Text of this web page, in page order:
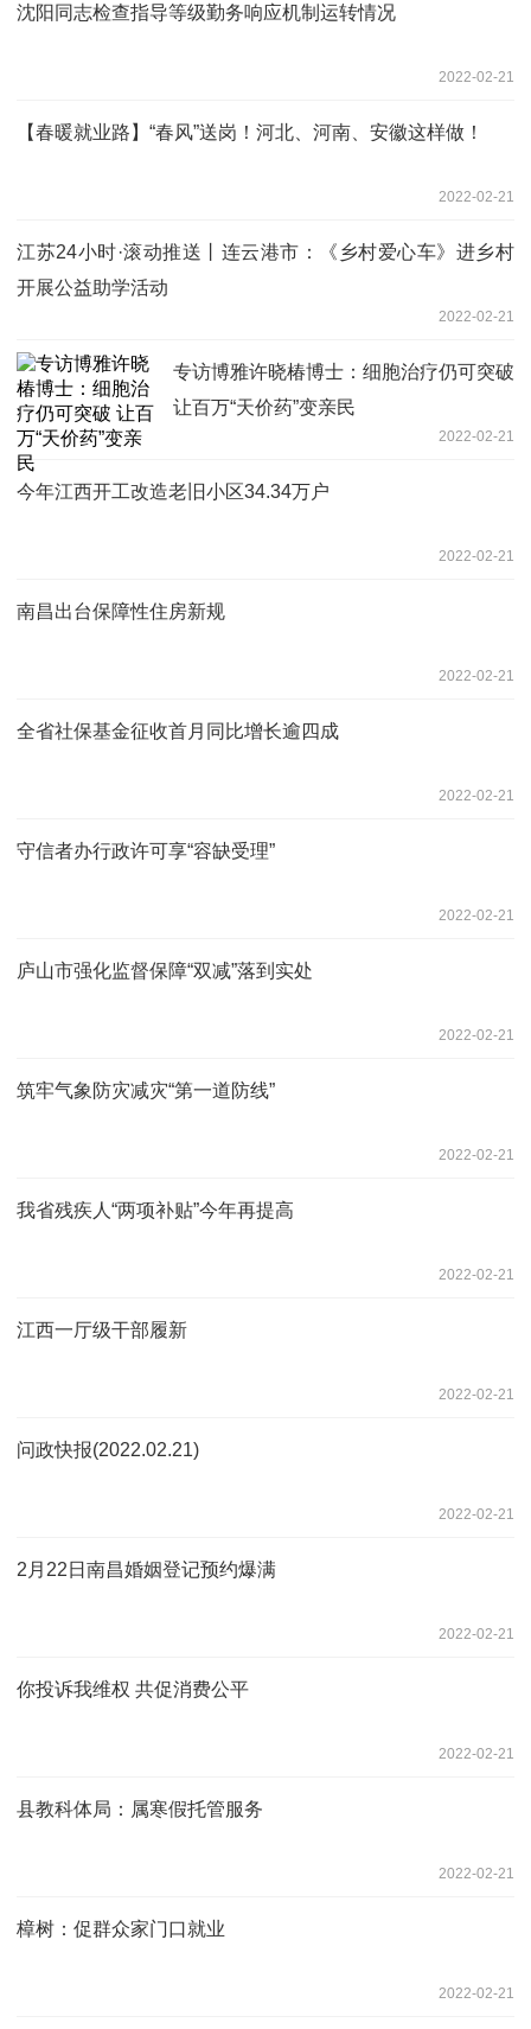
沈阳同志检查指导等级勤务响应机制运转情况
2022-02-21
【春暖就业路】“春风”送岗！河北、河南、安徽这样做！
2022-02-21
江苏24小时·滚动推送丨连云港市：《乡村爱心车》进乡村
开展公益助学活动
2022-02-21
专访博雅许晓椿博士：细胞治疗仍可突破
让百万“天价药”变亲民
2022-02-21
今年江西开工改造老旧小区34.34万户
2022-02-21
南昌出台保障性住房新规
2022-02-21
全省社保基金征收首月同比增长逾四成
2022-02-21
守信者办行政许可享“容缺受理”
2022-02-21
庐山市强化监督保障“双减”落到实处
2022-02-21
筑牢气象防灾减灾“第一道防线”
2022-02-21
我省残疾人“两项补贴”今年再提高
2022-02-21
江西一厅级干部履新
2022-02-21
问政快报(2022.02.21)
2022-02-21
2月22日南昌婚姻登记预约爆满
2022-02-21
你投诉我维权 共促消费公平
2022-02-21
县教科体局：属寒假托管服务
2022-02-21
樟树：促群众家门口就业
2022-02-21